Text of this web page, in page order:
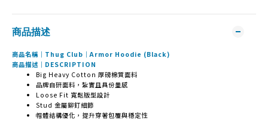
商品描述
商品名稱｜Thug Club｜Armor Hoodie (Black)
商品描述｜DESCRIPTION
Big Heavy Cotton 厚磅棉質面料
品牌自研面料，紮實且具份量感
Loose Fit 寬鬆版型設計
Stud 金屬鉚釘細節
帽體結構優化，提升穿著包覆與穩定性